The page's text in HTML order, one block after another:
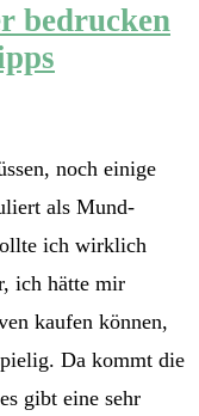
bedrucken
noch einige
als Mund-
ich wirklich
ich hätte mir
kaufen können,
Da kommt die
gibt eine sehr